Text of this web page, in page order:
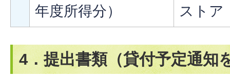
年度所得分）​​​​​​
ストア
4．提出書類（貸付予定通知